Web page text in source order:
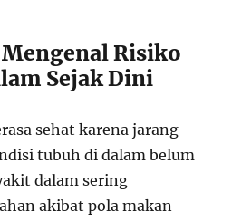
Risiko
Sejak Dini
sehat karena jarang
tubuh di dalam belum
dalam sering
akibat pola makan